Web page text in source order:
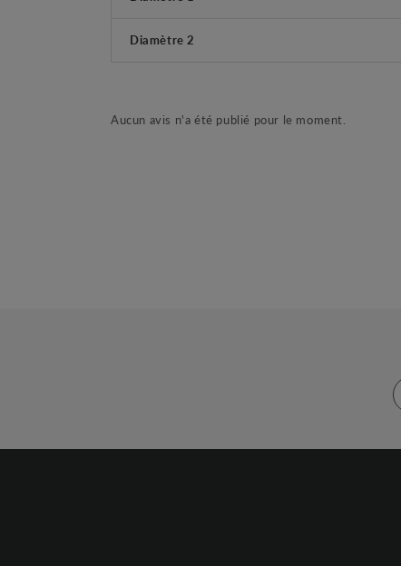
Diamètre 2
Aucun avis n'a été publié pour le moment.